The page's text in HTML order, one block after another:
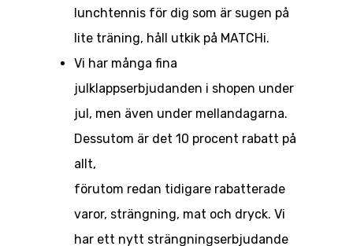
lunchtennis för dig som är sugen på
lite träning, håll utkik på MATCHi.
Vi har många fina
julklappserbjudanden i shopen under
jul, men även under mellandagarna.
Dessutom är det 10 procent rabatt på
allt,
förutom redan tidigare rabatterade
varor, strängning, mat och dryck. Vi
har ett nytt strängningserbjudande
Boka bana
Träna
Barn & Juniorer
Gruppspel
Klubben
Vi som jobbar här
Sponsorer